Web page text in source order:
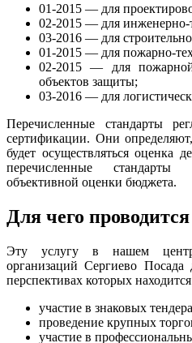
01-2015 — для
02-2015 — для инженерно-
03-2016 — для
01-2015 — для пожарно-
02-2015 — для пожарной
объектов защиты;
03-2016 — для
Перечисленные стандарты
сертификации. Они
будет осуществляться оценка
перечисленные
объективной оценки бюджета.
Для чего
Эту услугу в нашем
организаций Сергиево
перспективах которых
участие в знаковых
проведение крупных
участие в